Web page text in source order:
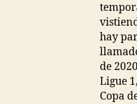
hay
de
Ligue
Copa